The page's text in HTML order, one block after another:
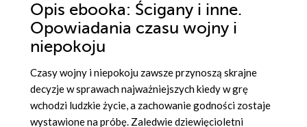
Opis ebooka: Ścigany i inne.
Opowiadania czasu wojny i
niepokoju
Czasy wojny i niepokoju zawsze przynoszą skrajne
decyzje w sprawach najważniejszych kiedy w grę
wchodzi ludzkie życie, a zachowanie godności zostaje
wystawione na próbę. Zaledwie dziewięcioletni